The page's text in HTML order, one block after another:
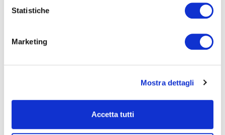
Statistiche
Marketing
Mostra dettagli
Accetta tutti
E CORSI
Seleziona e filtra per:
ADULTI
AZIENDE
DOPO LA TERZA MEDIA